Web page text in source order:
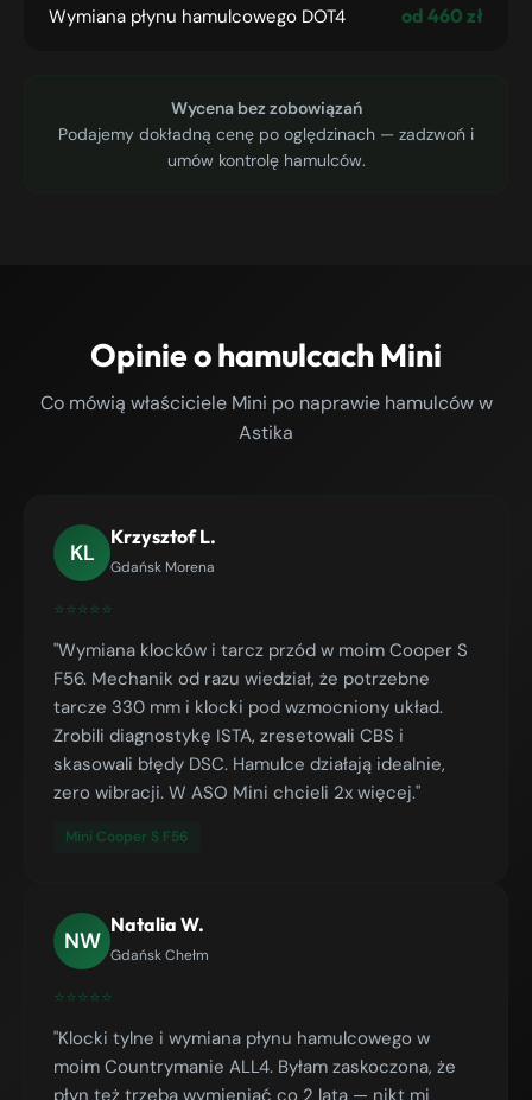
Wymiana płynu hamulcowego DOT4 od 460 zł
Wycena bez zobowiązań
Podajemy dokładną cenę po oględzinach — zadzwoń i
umów kontrolę hamulców.
Opinie o hamulcach Mini
Co mówią właściciele Mini po naprawie hamulców w
Astika
KL
Krzysztof L.
Gdańsk Morena
⭐⭐⭐⭐⭐
"Wymiana klocków i tarcz przód w moim Cooper S
F56. Mechanik od razu wiedział, że potrzebne
tarcze 330 mm i klocki pod wzmocniony układ.
Zrobili diagnostykę ISTA, zresetowali CBS i
skasowali błędy DSC. Hamulce działają idealnie,
zero wibracji. W ASO Mini chcieli 2x więcej."
Mini Cooper S F56
NW
Natalia W.
Gdańsk Chełm
⭐⭐⭐⭐⭐
"Klocki tylne i wymiana płynu hamulcowego w
moim Countrymanie ALL4. Byłam zaskoczona, że
płyn też trzeba wymieniać co 2 lata — nikt mi